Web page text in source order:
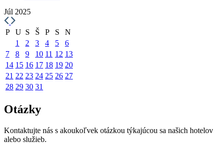
Júl 2025
P U S Š P S
N
1
2 3 4 5
6
7
8 9 10 11 12 13
14 15 16 17 18 19 20
21 22 23 24 25 26 27
28 29 30 31
Otázky
Kontaktujte nás s akoukoľvek otázkou týkajúcou sa našich hotelov
alebo služieb.